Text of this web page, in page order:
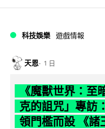
科技娛樂 遊戲情報
天恩 1 日
《魔獸世界：至
克的詛咒」專訪
領門檻而設 《諸